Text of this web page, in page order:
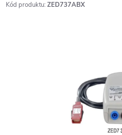
Kód produktu: ZED737ABX